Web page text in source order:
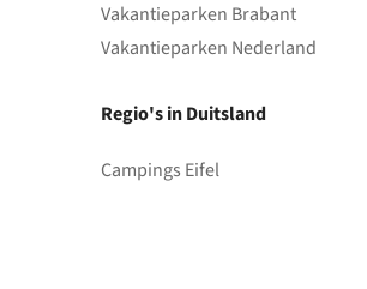
Vakantieparken Brabant
Vakantieparken Nederland
Regio's in Duitsland
Campings Eifel